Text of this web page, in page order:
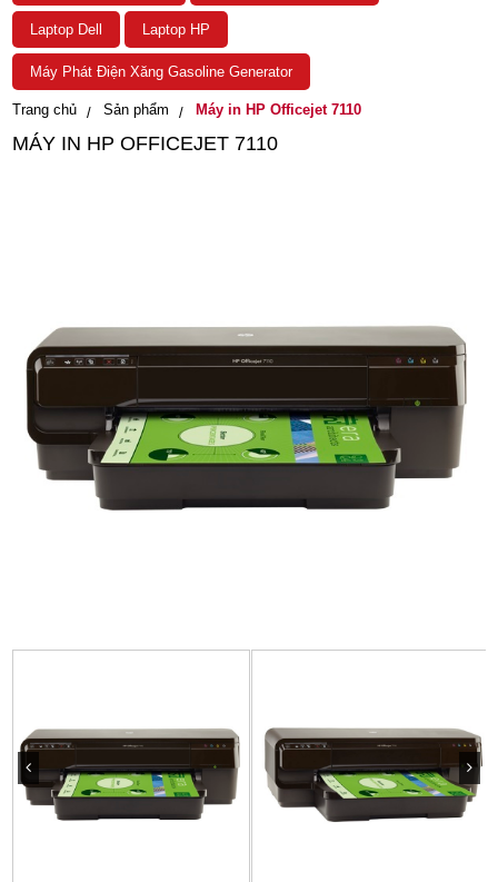
Laptop Dell Laptop HP
Máy Phát Điện Xăng Gasoline Generator
Trang chủ Sản phẩm Máy in HP Officejet 7110
MÁY IN HP OFFICEJET 7110